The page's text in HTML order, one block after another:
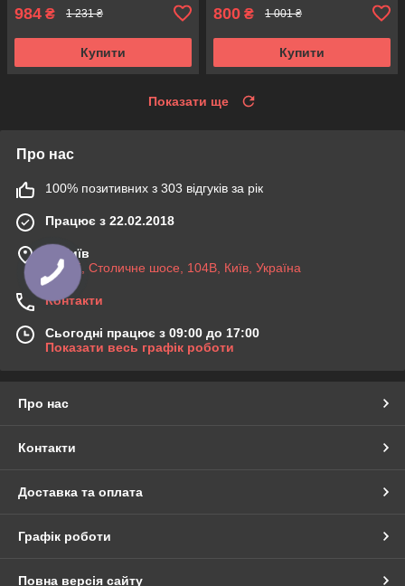
984 ₴ 1 231 ₴
Купити
800 ₴ 1 001 ₴
Купити
Показати ще
Про нас
100% позитивних з 303 відгуків за рік
Працює з 22.02.2018
м. Київ
03045, Столичне шосе, 104B, Київ, Україна
Контакти
Сьогодні працює з 09:00 до 17:00
Показати весь графік роботи
Про нас
Контакти
Доставка та оплата
Графік роботи
Повна версія сайту